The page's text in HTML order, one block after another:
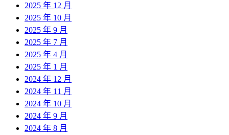
2025 年 12 月
2025 年 10 月
2025 年 9 月
2025 年 7 月
2025 年 4 月
2025 年 1 月
2024 年 12 月
2024 年 11 月
2024 年 10 月
2024 年 9 月
2024 年 8 月